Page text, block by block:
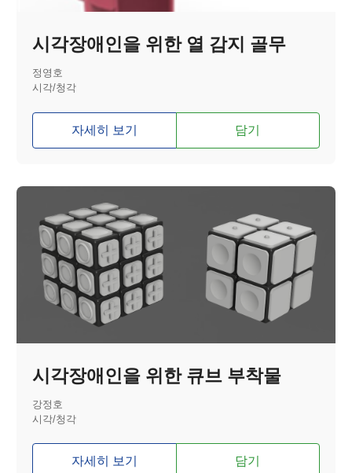
시각장애인을 위한 열 감지 골무
정영호
시각/청각
자세히 보기 담기
시각장애인을 위한 큐브 부착물
강정호
시각/청각
자세히 보기 담기